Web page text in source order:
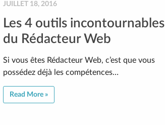
JUILLET 18, 2016
Les 4 outils incontournables
du Rédacteur Web
Si vous êtes Rédacteur Web, c’est que vous
possédez déjà les compétences…
Read More »